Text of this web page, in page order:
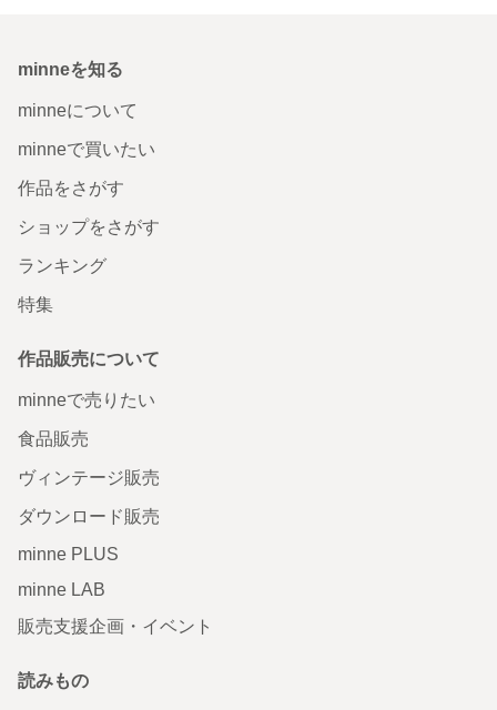
minneを知る
minneについて
minneで買いたい
作品をさがす
ショップをさがす
ランキング
特集
作品販売について
minneで売りたい
食品販売
ヴィンテージ販売
ダウンロード販売
minne PLUS
minne LAB
販売支援企画・イベント
読みもの